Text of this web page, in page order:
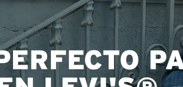
.
casaca
6.
jeans mujer 318
7 .
wide leg
.
505 jeans hombre
9
polo hombre